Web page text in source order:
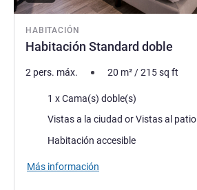
HABITACIÓN
Habitación Standard doble
2 pers. máx. 20 m²/215sq ft
Ropa de cama
1 x Cama(s) doble(s)
Views :
Vistas a la ciudad or Vistas al patio
Habitación accesible
Más información